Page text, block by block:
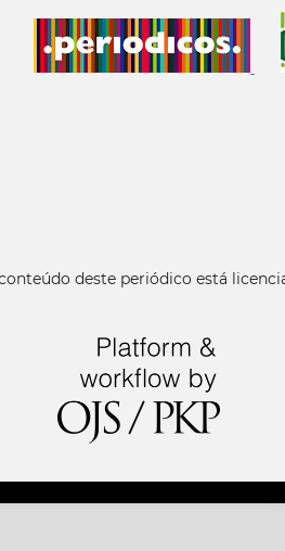
deste periódico está